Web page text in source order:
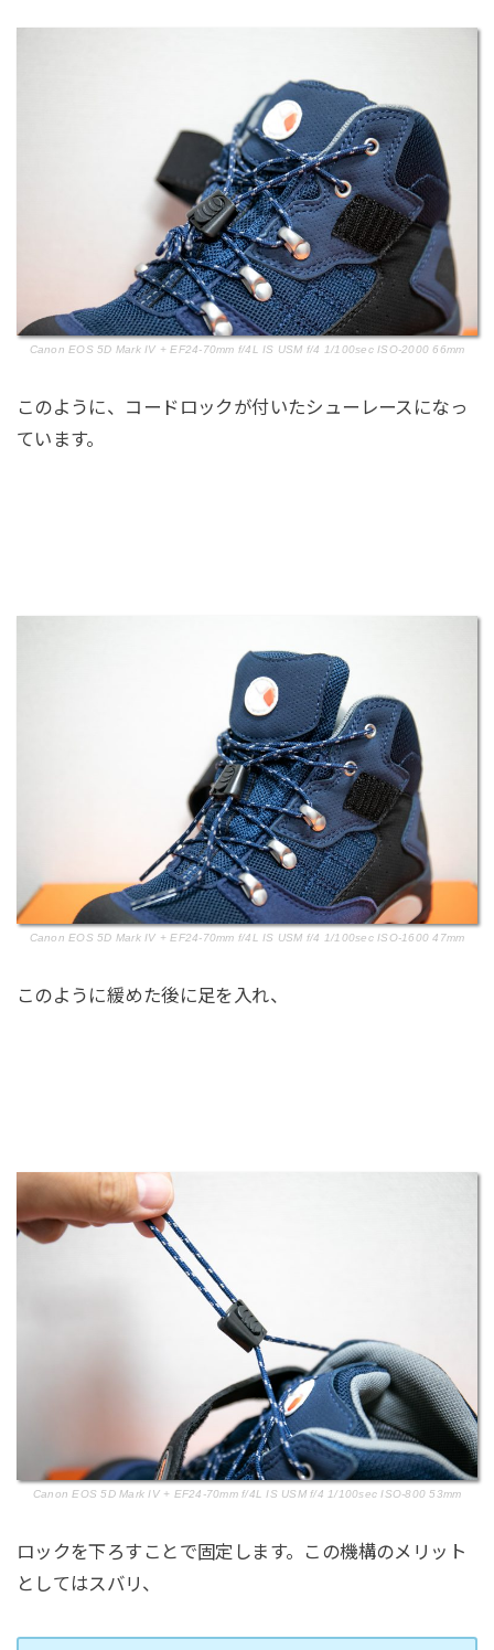
Canon EOS 5D Mark IV + EF24-70mm f/4L IS USM f/4 1/100sec ISO-2000 66mm
このように、コードロックが付いたシューレースになっ
ています。
Canon EOS 5D Mark IV + EF24-70mm f/4L IS USM f/4 1/100sec ISO-1600 47mm
このように緩めた後に足を入れ、
Canon EOS 5D Mark IV + EF24-70mm f/4L IS USM f/4 1/100sec ISO-800 53mm
ロックを下ろすことで固定します。この機構のメリット
としてはスバリ、